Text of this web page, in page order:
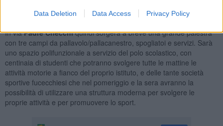
Data Deletion Data Access Privacy Policy
In viaPadre Checchiquindi sorgerà a breve una grande palestra
con tre campi da pallavolo/pallacanestro, spogliatoi e servizi. Sarà
uno spazio polifunzionale a servizio del polo scolastico, con
centinaia di studenti che potranno svolgere tutte le mattine le
attività motorie a fianco del proprio istituto, e delle tante società
sportive fucecchiesi che nel pomeriggio e la sera avranno la
possibilità di utilizzare una struttura moderna per svolgere le
proprie attività e per promuovere lo sport.